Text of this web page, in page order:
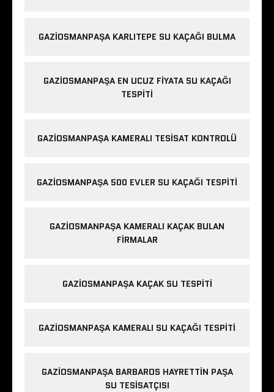
GAZIOSMANPAŞA KARLITEPE SU KAÇAĞI BULMA
GAZIOSMANPAŞA EN UCUZ FIYATA SU KAÇAĞI
TESPITI
GAZIOSMANPAŞA KAMERALI TESISAT KONTROLÜ
GAZIOSMANPAŞA 500 EVLER SU KAÇAĞI TESPITI
GAZIOSMANPAŞA KAMERALI KAÇAK BULAN
FIRMALAR
GAZIOSMANPAŞA KAÇAK SU TESPITI
GAZIOSMANPAŞA KAMERALI SU KAÇAĞI TESPITI
GAZIOSMANPAŞA BARBAROS HAYRETTIN PAŞA
SU TESISATÇISI